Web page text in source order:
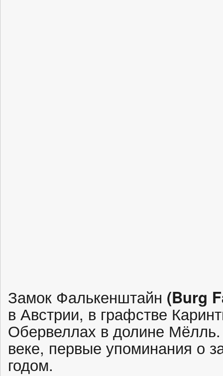
Замок Фалькенштайн (Burg
в Австрии, в графстве
Обервеллах в долине
веке, первые упоминания о
годом.